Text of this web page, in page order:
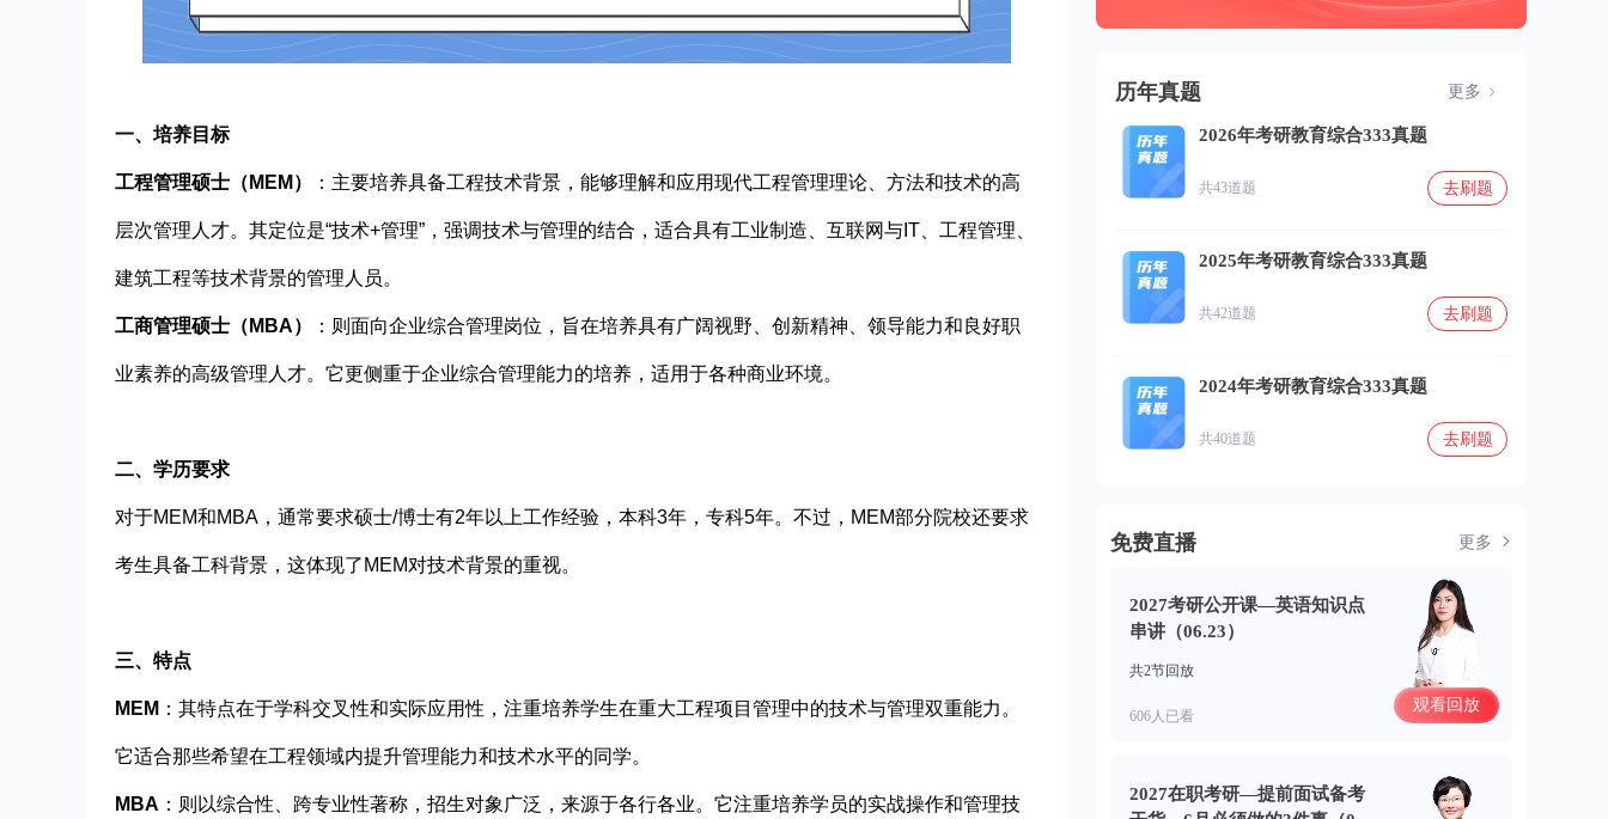
一、培养目标
工程管理硕士（MEM） ：主要培养具备工程技术背景，能够理解和应用现代工程管理理论、方法和技术的高
层次管理人才。其定位是“技术+管理”，强调技术与管理的结合，适合具有工业制造、互联网与IT、工程管理、
建筑工程等技术背景的管理人员。
工商管理硕士（MBA） ：则面向企业综合管理岗位，旨在培养具有广阔视野、创新精神、领导能力和良好职
业素养的高级管理人才。它更侧重于企业综合管理能力的培养，适用于各种商业环境。
二、学历要求
对于MEM和MBA，通常要求硕士/博士有2年以上工作经验，本科3年，专科5年。不过，MEM部分院校还要求
考生具备工科背景，这体现了MEM对技术背景的重视。
三、特点
MEM ：其特点在于学科交叉性和实际应用性，注重培养学生在重大工程项目管理中的技术与管理双重能力。
它适合那些希望在工程领域内提升管理能力和技术水平的同学。
MBA ：则以综合性、跨专业性著称，招生对象广泛，来源于各行各业。它注重培养学员的实战操作和管理技
历年真题 更多
2026年考研教育综合333真题
共43道题 去刷题
2025年考研教育综合333真题
共42道题 去刷题
2024年考研教育综合333真题
共40道题 去刷题
免费直播 更多
2027考研公开课—英语知识点
串讲（06.23）
共2节回放
606人已看
观看回放
2027在职考研—提前面试备考